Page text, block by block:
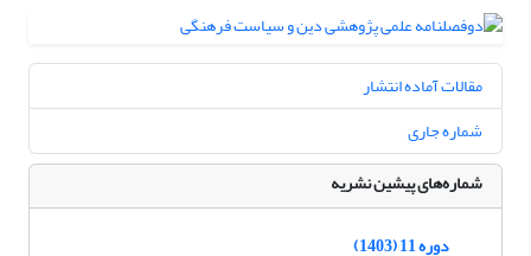
مقالات آماده انتشار
شماره جاری
شماره‌های پیشین نشریه
دوره 11 (1403)